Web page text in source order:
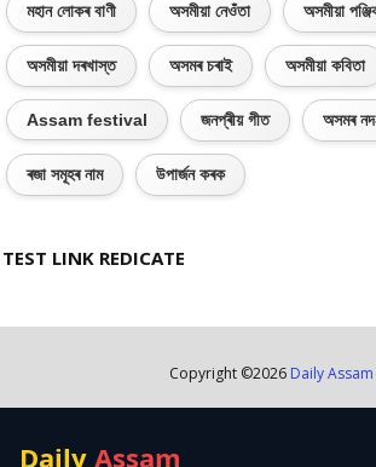
মহান লোকৰ বাণী অসমীয়া নেওঁতা অসমীয়া
অসমীয়া দৰখাস্ত অসমৰ চৰাই অসমীয়া কবিতা
Assam festival জনপ্ৰীয় গীত অসমৰ
ৰজা সমূহৰ নাম উপাৰ্জন কৰক
TEST LINK REDICATE
Copyright ©2026 Daily Assam
Daily Assam